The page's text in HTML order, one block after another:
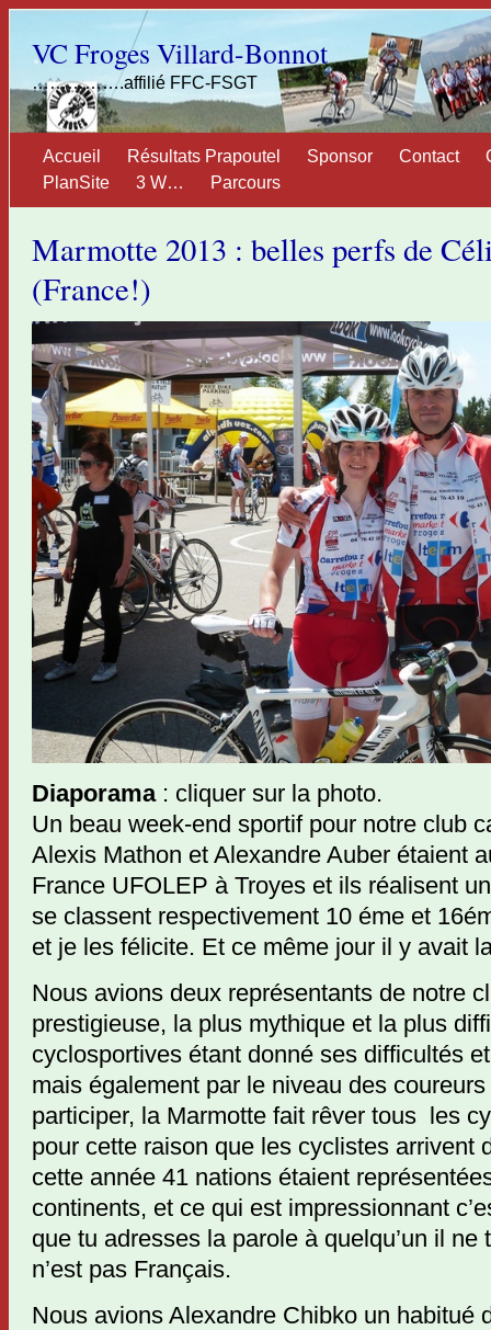
VC Froges Villard-Bonnot
…………….affilié FFC-FSGT
Accueil Résultats Prapoutel Sponsor Contact
PlanSite
3 W… Parcours
Marmotte 2013 : belles perfs de
(France!)
Diaporama: cliquer sur la photo.
Un beau week-end sportif pour notre club
Alexis Mathon et Alexandre Auber étaient
France UFOLEP à Troyes et ils réalisent
se classent respectivement 10 éme et
et je les félicite. Et ce même jour il y avait
Nous avions deux représentants de notre
prestigieuse, la plus mythique et la plus
cyclosportives étant donné ses difficultés
mais également par le niveau des
participer, la Marmotte fait rêver tous les
pour cette raison que les cyclistes arrivent
cette année 41 nations étaient
continents, et ce qui est impressionnant
que tu adresses la parole à quelqu’un il ne
n’est pas Français.
Nous avions Alexandre Chibko un habitué